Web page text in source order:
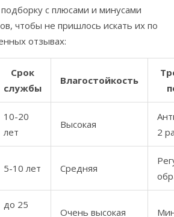
с плюсами и минусами
чтобы не пришлось искать их по
отзывах:
Срок
службы
Влагостойкость
10-20
лет
Высокая
2
5-10 лет Средняя
до 25
Очень высокая